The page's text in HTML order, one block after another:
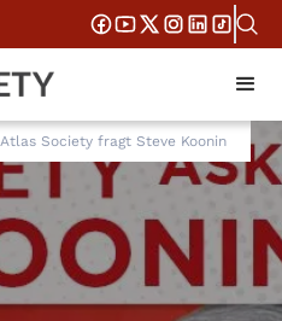
Society fragt Steve Koonin